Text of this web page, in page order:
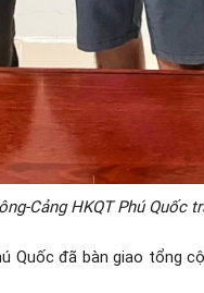
Cảng HKQT Phú Quốc
Quốc đã bàn giao tổng